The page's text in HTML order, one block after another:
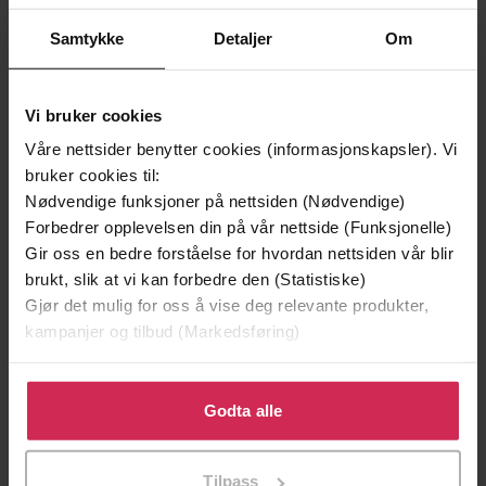
Samtykke Detaljer Om
Vi bruker cookies
Våre nettsider benytter cookies (informasjonskapsler). Vi
bruker cookies til:
Nødvendige funksjoner på nettsiden (Nødvendige)
Forbedrer opplevelsen din på vår nettside (Funksjonelle)
Gir oss en bedre forståelse for hvordan nettsiden vår blir
brukt, slik at vi kan forbedre den (Statistiske)
Gjør det mulig for oss å vise deg relevante produkter,
kampanjer og tilbud (Markedsføring)
Klikk på «Godta alle» for å gi oss ditt samtykke til å
bruke cookies for alle disse formålene. Du kan også
tilpasse ditt samtykke til spesifikke formål ved å klikke
Godta alle
Tilpass
DRM-
beskyttelse
Vannmerket
ISBN 9788242163974
Om boken
«Land ingen har sett» er den tredje boka i serien av
Edvard Hoems store familiekrønike. Romanen følgjer to
brør gjennom deira beste manndomsår, Anton Edvard i
Begge brørne skal bygge seg opp frå nesten ingenting.
Dei konkurrerer med kvarandre og inspirerer kvarandre
og bruker stadig fleire av døgnets timar for å sikre eit